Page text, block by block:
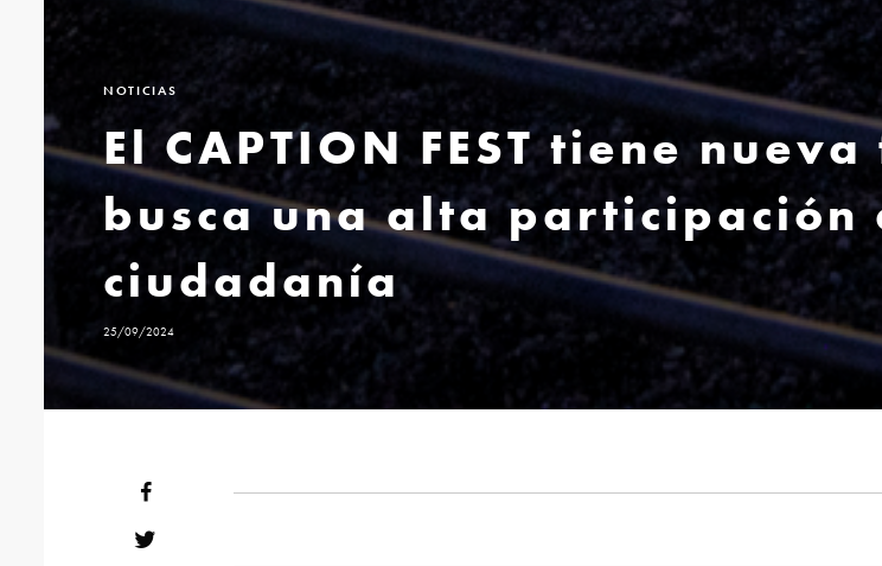
NOTICIAS
El CAPTION FEST tiene
busca una alta participación
ciudadanía
25/09/2024